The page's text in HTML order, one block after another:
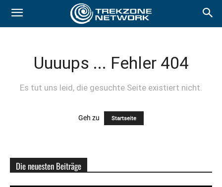
Uuuups ... Fehler 404
Es tut uns leid, die gesuchte Seite existiert nicht.
Geh zu Startseite
Die neuesten Beiträge